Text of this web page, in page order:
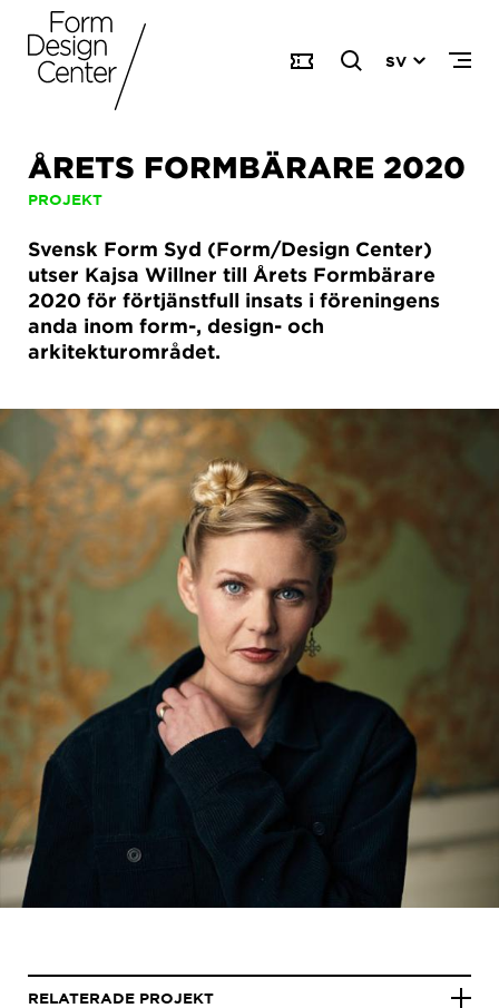
SV
ÅRETS FORMBÄRARE 2020
PROJEKT
Svensk Form Syd (Form/Design Center)
utser Kajsa Willner till Årets Formbärare
2020 för förtjänstfull insats i föreningens
anda inom form-, design- och
arkitekturområdet.
RELATERADE PROJEKT